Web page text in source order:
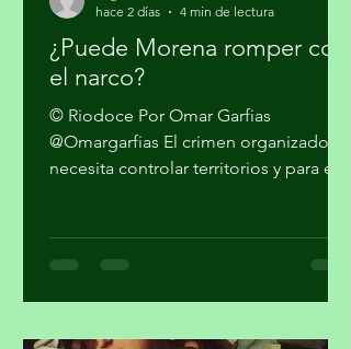
¿Puede Morena romper con
el narco?
© Riodoce Por Omar Garfias
@Omargarfias El crimen organizado
quedó atrás la etapa artesanal donde
se trataba sólo de vender mariguana y
hace 2 días
4 min de lectura